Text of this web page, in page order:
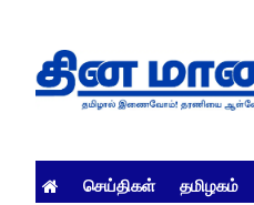
செய்திகள் தமிழகம்